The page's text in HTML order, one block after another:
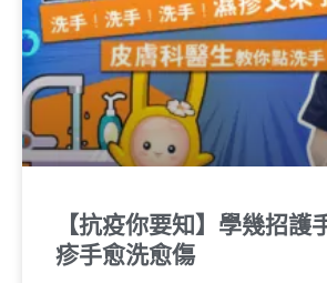
【抗疫你要知】學幾招護
疹手愈洗愈傷